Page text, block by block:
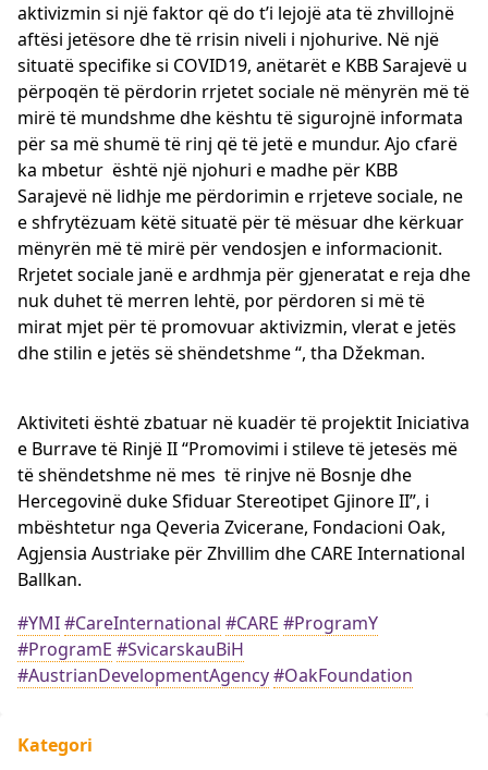
aktivizmin si një faktor që do t’i lejojë ata të zhvillojnë
aftësi jetësore dhe të rrisin niveli i njohurive. Në një
situatë specifike si COVID19, anëtarët e KBB Sarajevë u
përpoqën të përdorin rrjetet sociale në mënyrën më të
mirë të mundshme dhe kështu të sigurojnë informata
për sa më shumë të rinj që të jetë e mundur. Ajo cfarë
ka mbetur është një njohuri e madhe për KBB
Sarajevë në lidhje me përdorimin e rrjeteve sociale, ne
e shfrytëzuam këtë situatë për të mësuar dhe kërkuar
mënyrën më të mirë për vendosjen e informacionit.
Rrjetet sociale janë e ardhmja për gjeneratat e reja dhe
nuk duhet të merren lehtë, por përdoren si më të
mirat mjet për të promovuar aktivizmin, vlerat e jetës
dhe stilin e jetës së shëndetshme “, tha Džekman.
Aktiviteti është zbatuar në kuadër të projektit Iniciativa
e Burrave të Rinjë II “Promovimi i stileve të jetesës më
të shëndetshme në mes të rinjve në Bosnje dhe
Hercegovinë duke Sfiduar Stereotipet Gjinore II”, i
mbështetur nga Qeveria Zvicerane, Fondacioni Oak,
Agjensia Austriake për Zhvillim dhe CARE International
Ballkan.
#YMI#CareInternational #CARE #ProgramY
#ProgramE #SvicarskauBiH
#AustrianDevelopmentAgency#OakFoundation
Kategori